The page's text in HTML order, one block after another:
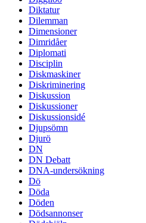
Diktatur
Dilemman
Dimensioner
Dimridåer
Diplomati
Disciplin
Diskmaskiner
Diskriminering
Diskussion
Diskussioner
Diskussionsidé
Djupsömn
Djurö
DN
DN Debatt
DNA-undersökning
Dö
Döda
Döden
Dödsannonser